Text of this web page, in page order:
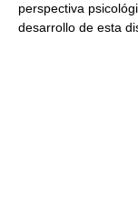
perspectiva
desarrollo de esta